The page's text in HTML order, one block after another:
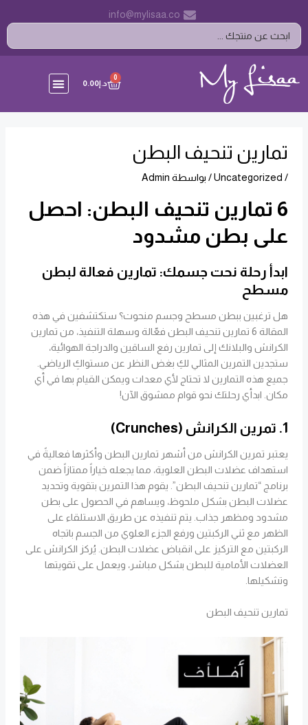
إلى
المحتوى
info@mylisaa.co
Search
...
د.إ0.00
0
CART
تمارين تنحيف البطن
/
Uncategorized/ بواسطة Admin
6 تمارين تنحيف البطن: احصل
على بطن مشدود
ابدأ رحلة نحت جسمك: تمارين فعالة لبطن
مسطح
هل ترغبين ببطن مسطح وجسم منحوت؟ ستكتشفين في هذه
المقالة 6 تمارين تنحيف البطن فعّالة وسهلة التنفيذ، من تمارين
الكرانش والبلانك إلى تمارين رفع الساقين والدراجة الهوائية،
ستجدين التمرين المثالي لكِ بغض النظر عن مستواكِ الرياضي.
جميع هذه التمارين لا تحتاج لأي معدات ويمكن القيام بها في أي
مكان. ابدأي رحلتك نحو قوام ممشوق الآن!
1. تمرين الكرانش (Crunches)
يعتبر تمرين الكرانش من أشهر تمارين البطن وأكثرها فعاليةً في
استهداف عضلات البطن العلوية، مما يجعله خياراً ممتازاً ضمن
برنامج “تمارين تنحيف البطن”. يقوم هذا التمرين بتقوية وتحديد
عضلات البطن بشكل ملحوظ، ويساهم في الحصول على بطن
مشدود ومظهر جذاب. يتم تنفيذه عن طريق الاستلقاء على
الظهر مع ثني الركبتين ورفع الجزء العلوي من الجسم باتجاه
الركبتين مع التركيز على انقباض عضلات البطن. يُركز الكرانش على
العضلات الأمامية للبطن بشكل مباشر، ويعمل على تقويتها
وتشكيلها.
تمارين تنحيف البطن
navigation